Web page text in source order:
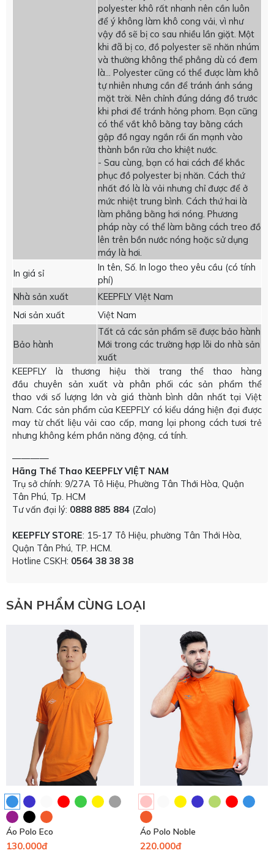
polyester khô rất nhanh nên cần luôn
để ý không làm khô cong vải, vì như
vậy đồ sẽ bị co sau nhiều lần giặt. Một
khi đã bị co, đồ polyester sẽ nhăn nhúm
và thường không thể phẳng dù có đem
là… Polyester cũng có thể được làm khô
tự nhiên nhưng cần để tránh ánh sáng
mặt trời. Nên chỉnh đúng dáng đồ trước
khi phơi để tránh hỏng phom. Bạn cũng
có thể vắt khô bằng tay bằng cách
gập đồ ngay ngắn rồi ấn mạnh vào
thành bồn rửa cho khiệt nước.
- Sau cùng, bạn có hai cách để khắc
phục đồ polyester bị nhăn. Cách thứ
nhất đó là là vải nhưng chỉ được để ở
mức nhiệt trung bình. Cách thứ hai là
làm phẳng bằng hơi nóng. Phương
pháp này có thể làm bằng cách treo đồ
lên trên bồn nước nóng hoặc sử dụng
máy là hơi.
In giá sỉ
In tên, Số. In logo theo yêu cầu (có tính
phí)
Nhà sản xuất
KEEPFLY VIệt Nam
Nơi sản xuất
Việt Nam
Bảo hành
Tất cả các sản phẩm sẽ được bảo hành
Mới trong các trường hợp lỗi do nhà sản
xuất
KEEPFLY là thương hiệu thời trang thể thao hàng
đầu chuyên sản xuất và phân phối các sản phẩm thể
thao với số lượng lớn và giá thành bình dân nhất tại Việt
Nam. Các sản phẩm của KEEPFLY có kiểu dáng hiện đại được
may từ chất liệu vải cao cấp, mang lại phong cách tươi trẻ
nhưng không kém phần năng động, cá tính.
————
Hãng Thể Thao KEEPFLY VIỆT NAM
Trụ sở chính: 9/27A Tô Hiệu, Phường Tân Thới Hòa, Quận
Tân Phú, Tp. HCM
Tư vấn đại lý: 0888 885 884 (Zalo)
KEEPFLY STORE: 15-17 Tô Hiệu, phường Tân Thới Hòa,
Quận Tân Phú, TP. HCM.
Hotline CSKH: 0564 38 38 38
SẢN PHẨM CÙNG LOẠI
Áo Polo Eco
130.000đ
Áo Polo Noble
220.000đ